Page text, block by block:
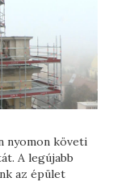
nyomon követi
A legújabb
az épület